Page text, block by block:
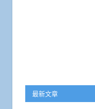
最新文章